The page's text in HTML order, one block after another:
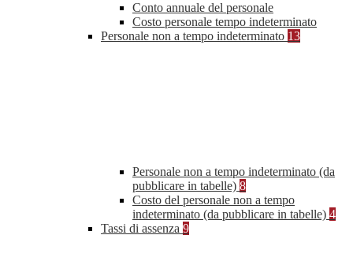
Conto annuale del personale
Costo personale tempo indeterminato
Personale non a tempo indeterminato 13
Personale non a tempo indeterminato (da
pubblicare in tabelle) 8
Costo del personale non a tempo
indeterminato (da pubblicare in tabelle) 4
Tassi di assenza 9